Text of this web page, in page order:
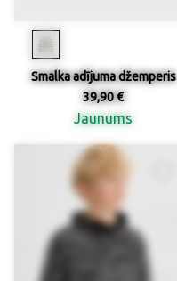
Smalka adījuma džemperis
39,90 €
Jaunums